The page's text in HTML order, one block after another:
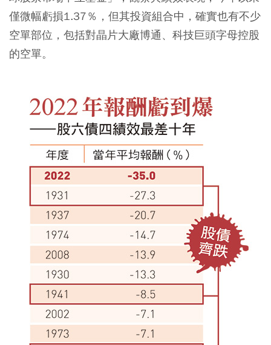
僅微幅虧損1.37％，但其投資組合中，確實也有不少
空單部位，包括對晶片大廠博通、科技巨頭字母控股
的空單。